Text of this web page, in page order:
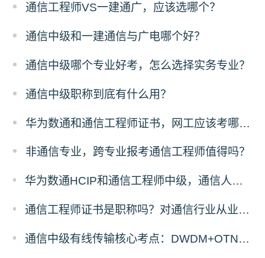
通信工程师VS一建通广，应该选哪个？
通信中级和一建通信与广电哪个好？
通信中级哪个专业好考，怎么选择实务专业？
通信中级职称到底有什么用？
华为数通和通信工程师证书，网工应该考哪一个？
非通信专业，跨专业报考通信工程师值得吗？
华为数通HCIP和通信工程师中级，通信人优先考哪个？
通信工程师证书是职称吗？对通信行业从业者有什么用
通信中级有线传输核心考点：DWDM+OTN原理与计算题答题拆解